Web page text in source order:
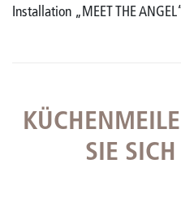
Installation „MEET THE
SIE